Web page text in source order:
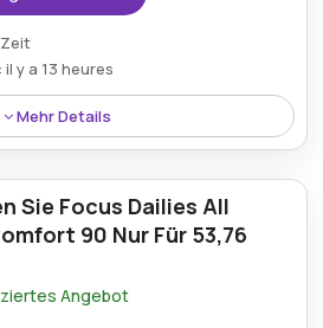
y a 13 heures
Mehr Details
sind für nur 39,90 €
ist eine ausgezeichnete
mit Astigmatismus, da es eine
mit Komfort zu einem
bietet und sicherstellt, dass
erfüllen
zu sprengen.
Sie Focus Dailies All
90 Nur Für 53,76
Angebot